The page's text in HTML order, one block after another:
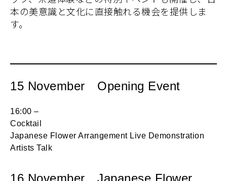
本の美意識と文化に直接触れる機会を提供しま
す。
15 November Opening Event
16:00 –
Cocktail
Japanese Flower Arrangement Live Demonstration
Artists Talk
16 November Japanese Flower